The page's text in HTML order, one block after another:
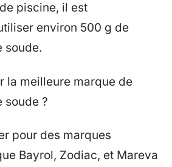
piscine, il est
environ 500 g de
soude.
la meilleure marque de
soude ?
pour des marques
Bayrol, Zodiac, et Mareva